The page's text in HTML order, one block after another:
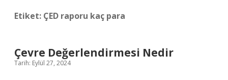
Etiket: ÇED raporu kaç para
Çevre Değerlendirmesi Nedir
Tarih: Eylül 27, 2024